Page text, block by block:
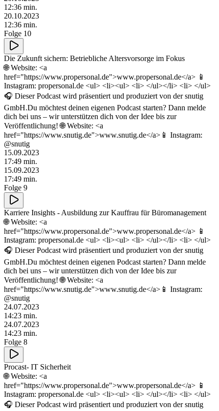
12:36 min.
20.10.2023
12:36 min.
Folge 10
Die Zukunft sichern: Betriebliche Altersvorsorge im Fokus
🌐 Website: <a
href="https://www.propersonal.de">www.propersonal.de</a> 📱
Instagram: propersonal.de <ul> <li><ul> <li> </ul></li> <li> </ul>
🎧 Dieser Podcast wird präsentiert und produziert von der snutig
GmbH.Du möchtest deinen eigenen Podcast starten? Dann melde
dich bei uns – wir unterstützen dich von der Idee bis zur
Veröffentlichung! 🌐 Website: <a
href="https://www.snutig.de">www.snutig.de</a>📱 Instagram:
@snutig
15.09.2023
17:49 min.
15.09.2023
17:49 min.
Folge 9
Karriere Insights - Ausbildung zur Kauffrau für Büromanagement
🌐 Website: <a
href="https://www.propersonal.de">www.propersonal.de</a> 📱
Instagram: propersonal.de <ul> <li><ul> <li> </ul></li> <li> </ul>
🎧 Dieser Podcast wird präsentiert und produziert von der snutig
GmbH.Du möchtest deinen eigenen Podcast starten? Dann melde
dich bei uns – wir unterstützen dich von der Idee bis zur
Veröffentlichung! 🌐 Website: <a
href="https://www.snutig.de">www.snutig.de</a>📱 Instagram:
@snutig
24.07.2023
14:23 min.
24.07.2023
14:23 min.
Folge 8
Procast- IT Sicherheit
🌐 Website: <a
href="https://www.propersonal.de">www.propersonal.de</a> 📱
Instagram: propersonal.de <ul> <li><ul> <li> </ul></li> <li> </ul>
🎧 Dieser Podcast wird präsentiert und produziert von der snutig